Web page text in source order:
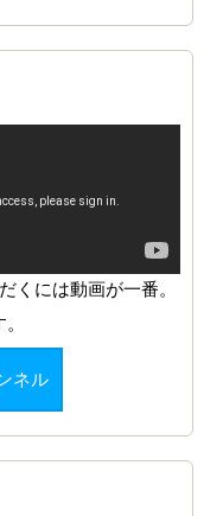
くには動画が一番。
ネル